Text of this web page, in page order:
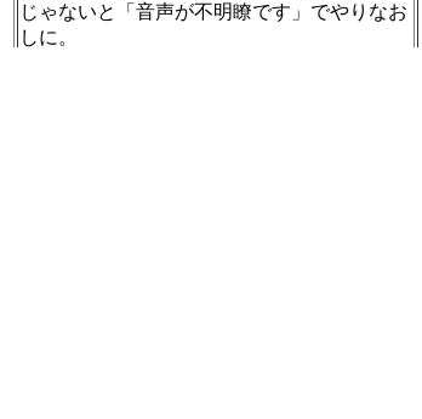
じゃないと「音声が不明瞭です」でやりなお
しに。